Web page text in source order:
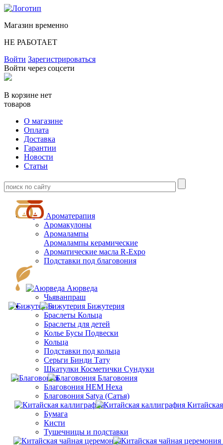
Магазин временно
НЕ РАБОТАЕТ
Войти Зарегистрироваться
Войти через соцсети
В корзине нет
товаров
О магазине
Оплата
Доставка
Гарантии
Новости
Статьи
Ароматерапия
Аромакулоны
Аромалампы
Aромалампы керамические
Ароматические масла R-Expo
Подставки под благовония
Аюрведа
Чьяванпраш
Бижутерия
Браслеты Кольца
Браслеты для детей
Колье Бусы Подвески
Кольца
Подставки под кольца
Серьги Бинди Тату
Шкатулки Косметички Сундуки
Благовония
Благовония HEM Hexa
Благовония Satya (Сатья)
Бумага
Кисти
Тушечницы и подставки